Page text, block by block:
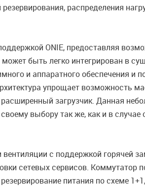
распределения
ONIE, предоставляя
быть легко интегрирован в
и аппаратного обеспечения и
упрощает возможность
загрузчик. Данная
выбору так же, как и в случае
с поддержкой горячей
сетевых сервисов. Коммутатор
питания по схеме